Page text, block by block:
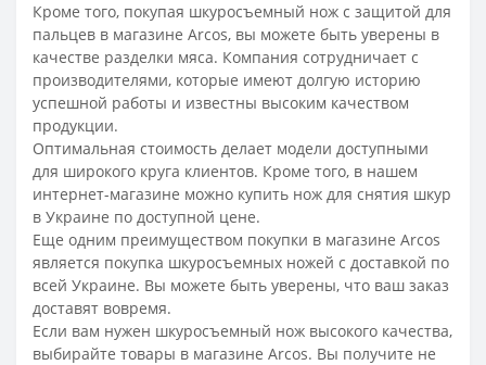
Кроме того, покупая шкуросъемный нож с защитой для
пальцев в магазине Arcos, вы можете быть уверены в
качестве разделки мяса. Компания сотрудничает с
производителями, которые имеют долгую историю
успешной работы и известны высоким качеством
продукции.
Оптимальная стоимость делает модели доступными
для широкого круга клиентов. Кроме того, в нашем
интернет-магазине можно купить нож для снятия шкур
в Украине по доступной цене.
Еще одним преимуществом покупки в магазине Arcos
является покупка шкуросъемных ножей с доставкой по
всей Украине. Вы можете быть уверены, что ваш заказ
доставят вовремя.
Если вам нужен шкуросъемный нож высокого качества,
выбирайте товары в магазине Arcos. Вы получите не